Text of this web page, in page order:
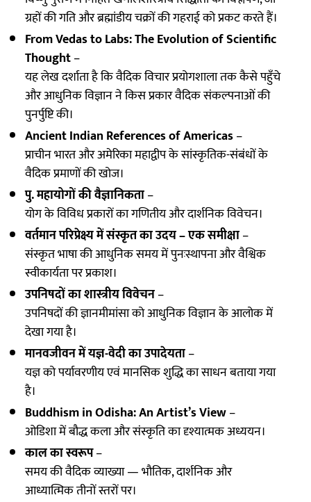
ग्रहों की गति और ब्रह्मांडीय चक्रों की गहराई को प्रकट करते हैं।
From Vedas to Labs: The Evolution of Scientific
Thought–
यह लेख दर्शाता है कि वैदिक विचार प्रयोगशाला तक कैसे पहुँचे
और आधुनिक विज्ञान ने किस प्रकार वैदिक संकल्पनाओं की
पुनर्पुष्टि की।
Ancient Indian References of Americas–
प्राचीन भारत और अमेरिका महाद्वीप के सांस्कृतिक-संबंधों के
वैदिक प्रमाणों की खोज।
पु. महायोगों की वैज्ञानिकता–
योग के विविध प्रकारों का गणितीय और दार्शनिक विवेचन।
वर्तमान परिप्रेक्ष्य में संस्कृत का उदय – एक समीक्षा–
संस्कृत भाषा की आधुनिक समय में पुनःस्थापना और वैश्विक
स्वीकार्यता पर प्रकाश।
उपनिषदों का शास्त्रीय विवेचन–
उपनिषदों की ज्ञानमीमांसा को आधुनिक विज्ञान के आलोक में
देखा गया है।
मानवजीवन में यज्ञ-वेदी का उपादेयता–
यज्ञ को पर्यावरणीय एवं मानसिक शुद्धि का साधन बताया गया
है।
Buddhism in Odisha: An Artist’s View–
ओडिशा में बौद्ध कला और संस्कृति का दृश्यात्मक अध्ययन।
काल का स्वरूप–
समय की वैदिक व्याख्या — भौतिक, दार्शनिक और
आध्यात्मिक तीनों स्तरों पर।